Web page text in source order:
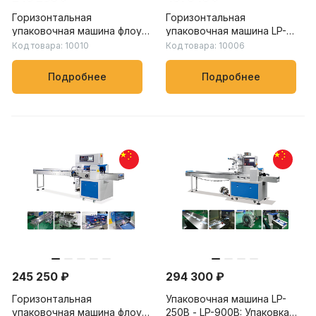
Горизонтальная
упаковочная машина флоу-
пак LP-250B – LP-900B:
скорость упаковки от 20
до 230 пакетов/мин, для
пищевых, химических и
бытовых товаров
Код товара: 10010
Подробнее
Горизонтальная
упаковочная машина LP-
450X – LP-900X: скорость
упаковки от 20 до 150
пакетов/мин, для упаковки
овощей, фруктов и других
продуктов
Код товара: 10006
Подробнее
245 250 ₽
Горизонтальная
упаковочная машина флоу-
294 300 ₽
Упаковочная машина LP-
250B - LP-900B: Упаковка